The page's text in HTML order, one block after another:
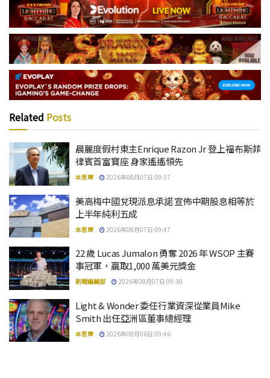
Related Posts
晨麗度假村東主Enrique Razon Jr 登上福布斯菲
律賓首富寶座 身家遙遙領先
本思齊 2026年08月07日 09:57
美高梅中國兌現派息承諾 宣佈中期股息相等於
上半年純利五成
本思齊 2026年08月07日 09:47
22 歲 Lucas Jumalon 勇奪 2026 年 WSOP 主賽
事冠軍，贏取1,000 萬美元獎金
新聞編輯部 2026年08月07日 09:30
Light & Wonder 委任行業資深從業員Mike
Smith 出任亞洲區董事總經理
本思齊 2026年08月06日 09:46